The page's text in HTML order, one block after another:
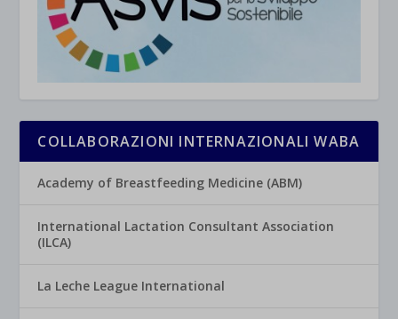
COLLABORAZIONI INTERNAZIONALI WABA
Academy of Breastfeeding Medicine (ABM)
International Lactation Consultant Association
(ILCA)
La Leche League International